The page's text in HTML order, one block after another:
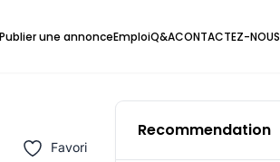
Publier une annonceEmploiQ&ACONTACTEZ-NOUS
Favori
Recommendation